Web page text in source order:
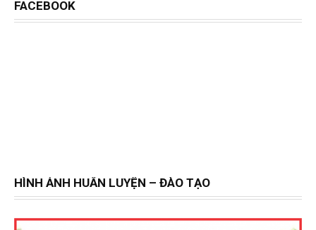
FACEBOOK
HÌNH ẢNH HUẤN LUYỆN – ĐÀO TẠO